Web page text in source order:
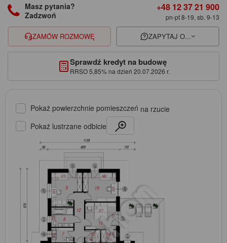
Masz pytania?
Zadzwoń
+48 12 37 21 900
pn-pt 8-19, sb. 9-13
ZAMÓW ROZMOWĘ ZAPYTAJ O...
Sprawdź kredyt na budowę
RRSO 5,85% na dzień 20.07.2026 r.
Pokaż powierzchnie pomieszczeń na rzucie
Pokaż lustrzane odbicie